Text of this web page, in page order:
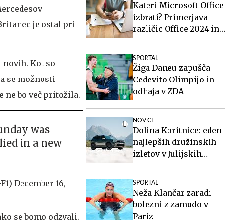
je ostal pri
novih. Kot so
se možnosti
ne bo več pritožila.
was
in a new
December 16,
se bomo odzvali.
Kateri Microsoft Office
izbrati? Primerjava
različic Office 2024 in
SPORTAL
Žiga Daneu zapušča
Cedevito Olimpijo in
odhaja v ZDA
NOVICE
Dolina Koritnice: eden
najlepših družinskih
izletov v Julijskih
SPORTAL
Neža Klančar zaradi
bolezni z zamudo v
Pariz